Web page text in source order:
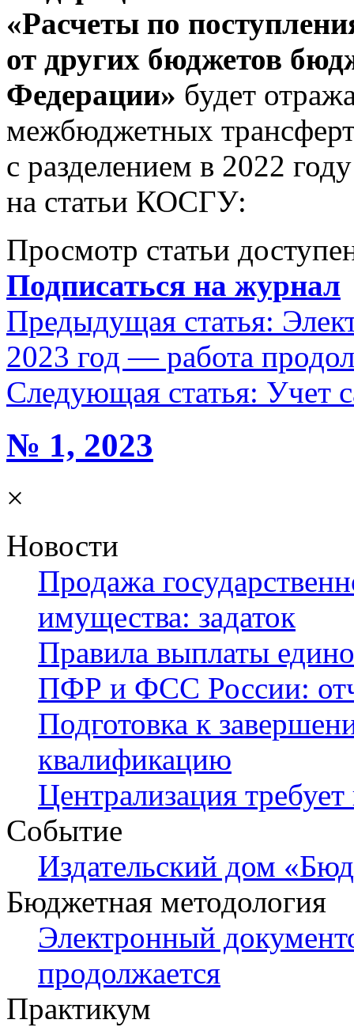
«Расчеты по
от других бюджетов
Федерации» будет
межбюджетных
с разделением в 2022
на статьи КОСГУ:
Просмотр статьи
Подписаться на журнал
Предыдущая статья:
2023 год — работа
Следующая статья: Учет
№ 1, 2023
×
Новости
Продажа
имущества: задаток
Правила выплаты
ПФР и ФСС России:
Подготовка к
квалификацию
Централизация
Событие
Издательский дом
Бюджетная методология
Электронный
продолжается
Практикум